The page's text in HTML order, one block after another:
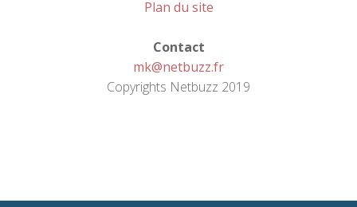
Plan du site
Contact
mk@netbuzz.fr
Copyrights Netbuzz 2019